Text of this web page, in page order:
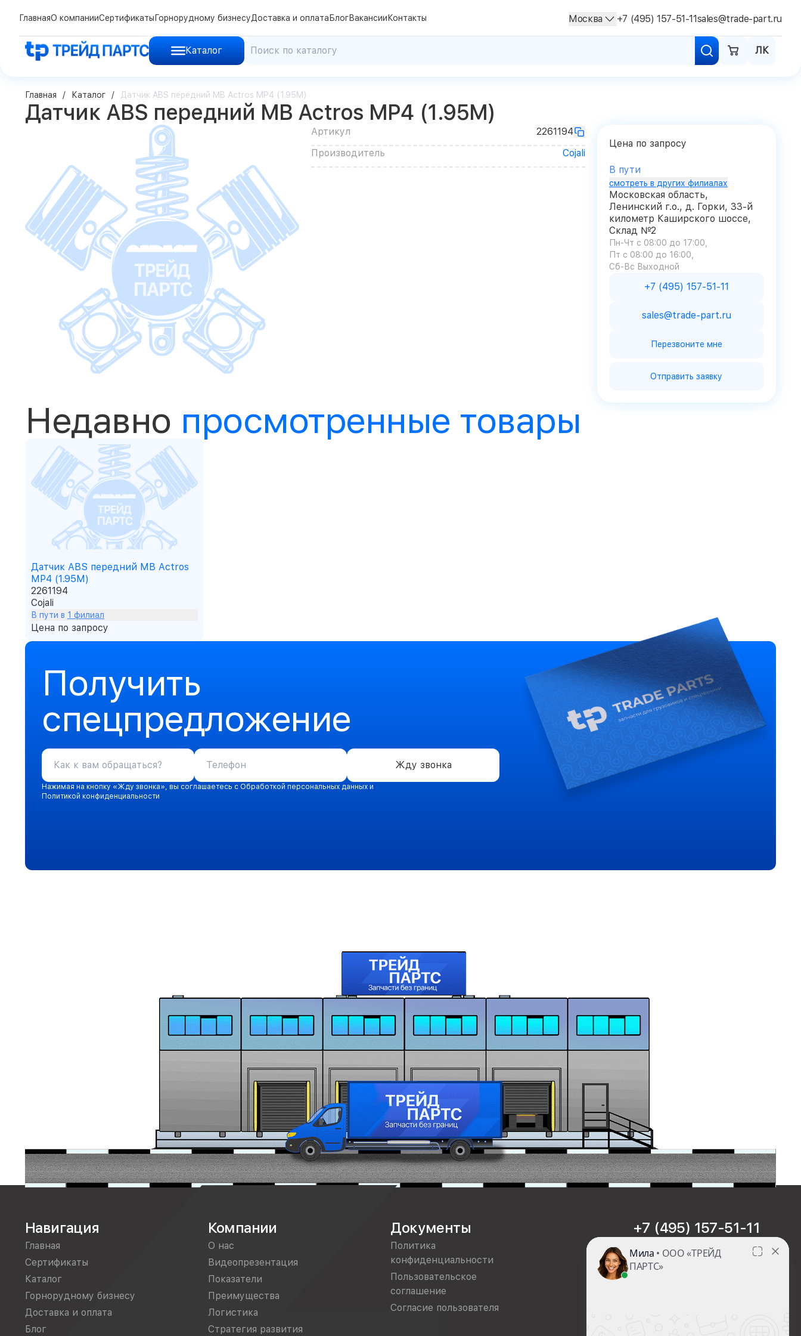
Каталог ЛК
ГлавнаяО компанииСертификаты Горнорудному бизнесуДоставка и оплата БлогВакансии Контакты Москва +7 (495) 157-51-11sales@trade-part.ru
Главная Каталог Датчик ABS передний MB Actros MP4 (1.95M)
Датчик ABS передний MB Actros MP4 (1.95M)
Артикул
2261194
Производитель
Cojali
Цена по запросу
В пути
смотреть в других филиалах
Московская область,
Ленинский г.о., д. Горки, 33-й
километр Каширского шоссе,
Склад №2
Пн-Чт с 08:00 до 17:00
Пт с 08:00 до 16:00
Сб-Вс Выходной
+7 (495) 157-51-11
sales@trade-part.ru
Перезвоните мне
Отправить заявку
Недавно просмотренные товары
Датчик ABS передний MB Actros
MP4 (1.95M)
2261194
Cojali
В пути в 1 филиал
Цена по запросу
Получить
спецпредложение
Жду звонка
Нажимая на кнопку «Жду звонка», вы соглашаетесь с Обработкой персональных данных и
Политикой конфиденциальности
Навигация
Главная
Сертификаты
Каталог
Горнорудному бизнесу
Доставка и оплата
Блог
Компании
О нас
Видеопрезентация
Показатели
Преимущества
Логистика
Стратегия развития
Документы
Политика
конфиденциальности
Пользовательское
соглашение
Согласие пользователя
+7 (495) 157-51-11
sales@trade-part.ru